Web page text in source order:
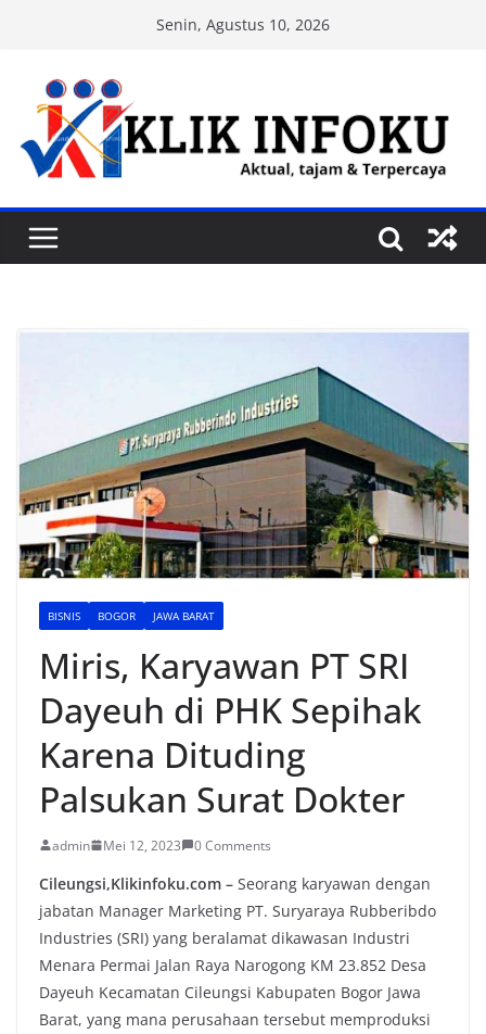
content
Senin, Agustus 10, 2026
BISNIS BOGOR JAWA BARAT
Miris, Karyawan PT SRI
Dayeuh di PHK Sepihak
Karena Dituding
Palsukan Surat Dokter
admin Mei 12, 2023 0 Comments
Cileungsi,Klikinfoku.com – Seorang karyawan dengan
jabatan Manager Marketing PT. Suryaraya Rubberibdo
Industries (SRI) yang beralamat dikawasan Industri
Menara Permai Jalan Raya Narogong KM 23.852 Desa
Dayeuh Kecamatan Cileungsi Kabupaten Bogor Jawa
Barat, yang mana perusahaan tersebut memproduksi